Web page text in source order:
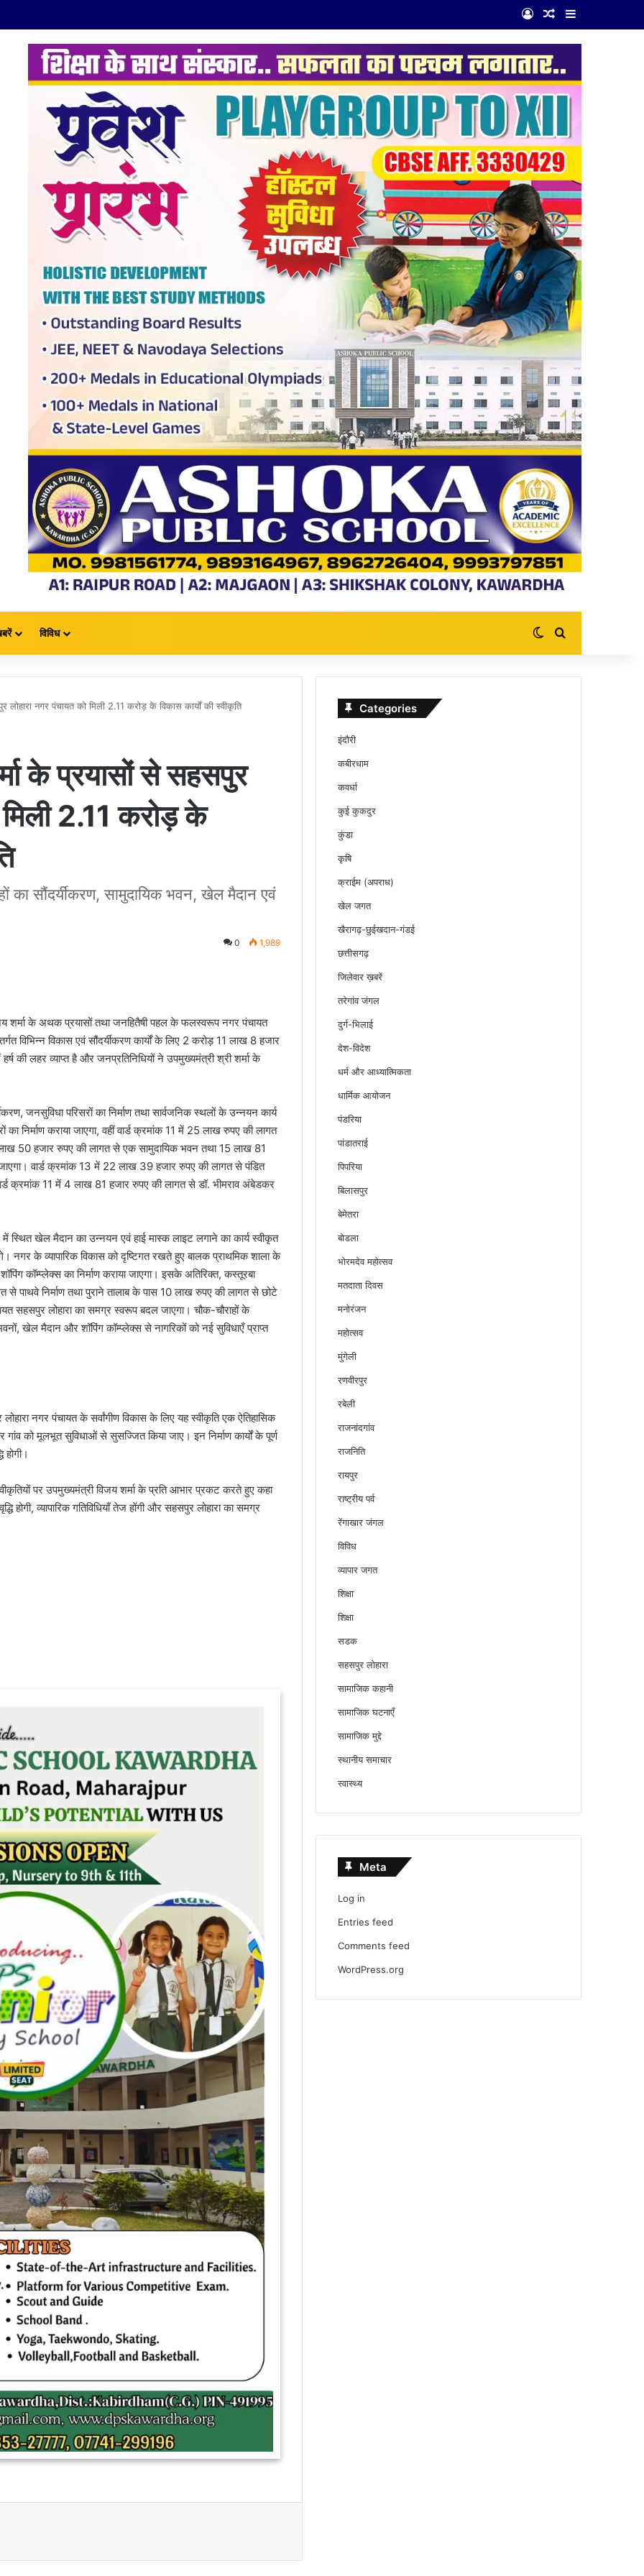
Log InRandom Article
Sidebar
विविध Switch skin
Search for
नगर पंचायत को मिली 2.11 करोड़ के विकास कार्यों की स्वीकृति
के प्रयासों से सहसपुर
मिली 2.11 करोड़ के
का सौंदर्यीकरण, सामुदायिक भवन, खेल मैदान एवं
0 1,989
शर्मा के अथक प्रयासों तथा जनहितैषी पहल के फलस्वरूप नगर पंचायत
विभिन्न विकास एवं सौंदर्यीकरण कार्यों के लिए 2 करोड़ 11 लाख 8 हजार
की लहर व्याप्त है और जनप्रतिनिधियों ने उपमुख्यमंत्री श्री शर्मा के
जनसुविधा परिसरों का निर्माण तथा सार्वजनिक स्थलों के उन्नयन कार्य
निर्माण कराया जाएगा, वहीं वार्ड क्रमांक 11 में 25 लाख रुपए की लागत
लाख 50 हजार रुपए की लागत से एक सामुदायिक भवन तथा 15 लाख 81
जाएगा। वार्ड क्रमांक 13 में 22 लाख 39 हजार रुपए की लागत से पंडित
क्रमांक 11 में 4 लाख 81 हजार रुपए की लागत से डॉ. भीमराव अंबेडकर
खेल मैदान का उन्नयन एवं हाई मास्क लाइट लगाने का कार्य स्वीकृत
के व्यापारिक विकास को दृष्टिगत रखते हुए बालक प्राथमिक शाला के
कॉम्प्लेक्स का निर्माण कराया जाएगा। इसके अतिरिक्त, कस्तूरबा
पाथवे निर्माण तथा पुराने तालाब के पास 10 लाख रुपए की लागत से छोटे
सहसपुर लोहारा का समग्र स्वरूप बदल जाएगा। चौक-चौराहों के
खेल मैदान और शॉपिंग कॉम्प्लेक्स से नागरिकों को नई सुविधाएँ प्राप्त
नगर पंचायत के सर्वांगीण विकास के लिए यह स्वीकृति एक ऐतिहासिक
को मूलभूत सुविधाओं से सुसज्जित किया जाए। इन निर्माण कार्यों के पूर्ण
पर उपमुख्यमंत्री विजय शर्मा के प्रति आभार प्रकट करते हुए कहा
होगी, व्यापारिक गतिविधियाँ तेज होंगी और सहसपुर लोहारा का समग्र
Categories
इंदौरी
कबीरधाम
कवर्धा
कुई कुकदुर
कुंडा
कृषि
क्राईम (अपराध)
खेल जगत
खैरागढ़-छुईखदान-गंडई
छत्तीसगढ़
जिलेवार ख़बरें
तरेगांव जंगल
दुर्ग-भिलाई
देश-विदेश
धर्म और आध्यात्मिकता
धार्मिक आयोजन
पंडरिया
पांडातराई
पिपरिया
बिलासपुर
बेमेतरा
बोडला
भोरमदेव महोत्सव
मतदाता दिवस
मनोरंजन
महोत्सव
मुंगेली
रणवीरपुर
रबेली
राजनांदगांव
राजनिति
रायपुर
राष्ट्रीय पर्व
रेंगाखार जंगल
विविध
व्यापार जगत
शिक्षा
शिक्षा
सडक
सहसपुर लोहारा
सामाजिक कहानी
सामाजिक घटनाएँ
सामाजिक मुद्दे
स्थानीय समाचार
स्वास्थ्य
Meta
Log in
Entries feed
Comments feed
WordPress.org